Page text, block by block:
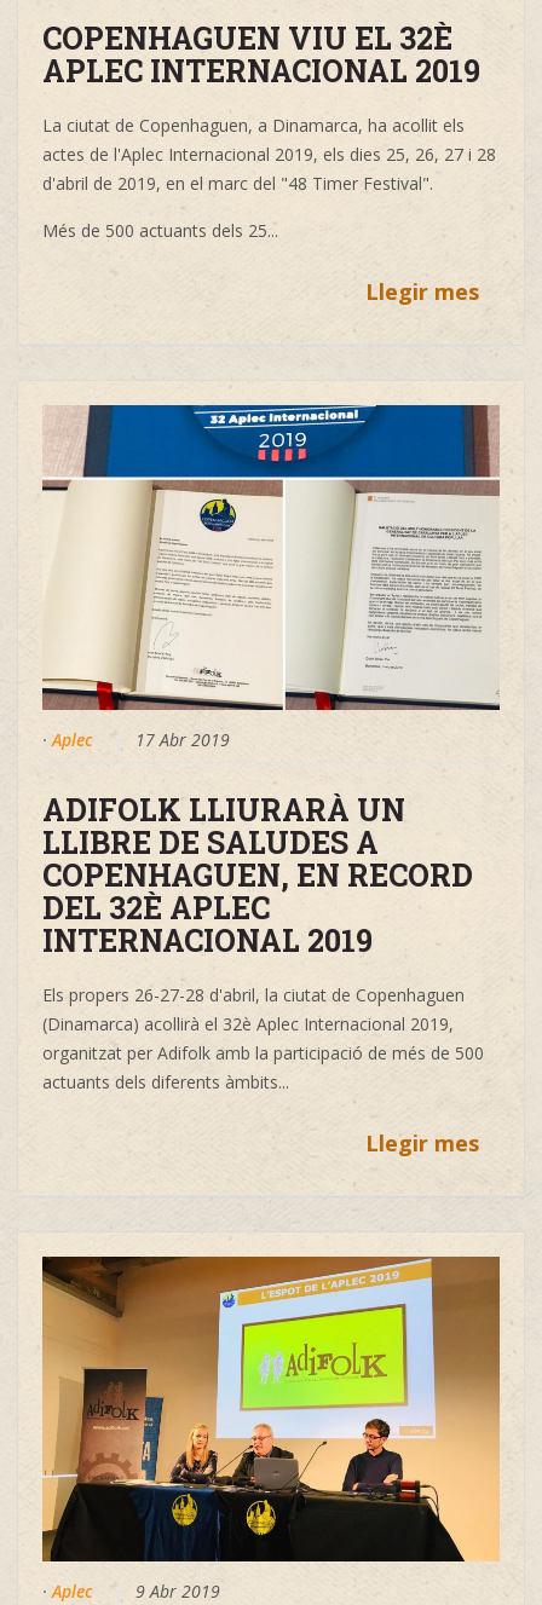
COPENHAGUEN VIU EL 32È
APLEC INTERNACIONAL 2019
La ciutat de Copenhaguen, a Dinamarca, ha acollit els
actes de l'Aplec Internacional 2019, els dies 25, 26, 27 i 28
d'abril de 2019, en el marc del "48 Timer Festival".
Més de 500 actuants dels 25...
Llegir mes
·Aplec 17 Abr 2019
ADIFOLK LLIURARÀ UN
LLIBRE DE SALUDES A
COPENHAGUEN, EN RECORD
DEL 32È APLEC
INTERNACIONAL 2019
Els propers 26-27-28 d'abril, la ciutat de Copenhaguen
(Dinamarca) acollirà el 32è Aplec Internacional 2019,
organitzat per Adifolk amb la participació de més de 500
actuants dels diferents àmbits...
Llegir mes
·Aplec 9 Abr 2019